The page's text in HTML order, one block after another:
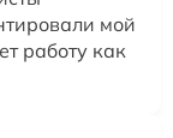
мой
работу как